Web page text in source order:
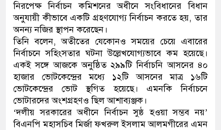
থানা পুলিশ
যেকোনো সময় বেনজীরের প্রত্যাবর্তন
নেতৃত্ব ও গণতন্ত্রের মূর্তমান প্রতীক বেগম খালেদা জিয়া : তথ্যমন্ত্রী
নিরপেক্ষ নির্বাচন কমিশনের অধীনে সংবিধানের বিধান
অনুযায়ী কীভাবে একটি গ্রহণযোগ্য নির্বাচন করতে হয়, তার
অনন্য নজির স্থাপন করেছেন।
তিনি বলেন, অতীতের যেকোনও সময়ের চেয়ে এবারের
নির্বাচনে সহিংসতার ঘটনা উল্লেখযোগ্যভাবে কম হয়েছে।
একই সঙ্গে আজকে অনুষ্ঠিত ২৯৯টি নির্বাচনি আসনের ৪০
হাজার ভোটকেন্দ্রের মধ্যে ১২টি আসনের মাত্র ১৬টি
ভোটকেন্দ্রের ভোট স্থগিত হয়েছে। এমনকি নির্বাচনে
ভোটারদের অংশগ্রহণও ছিল আশাব্যঞ্জক।
‘দলীয় সরকারের অধীনে নির্বাচন সুষ্ঠ হওয়া সম্ভব নয়’
বিএনপি মহাসচিব মির্জা ফখরুল ইসলাম আলমগীরের এমন